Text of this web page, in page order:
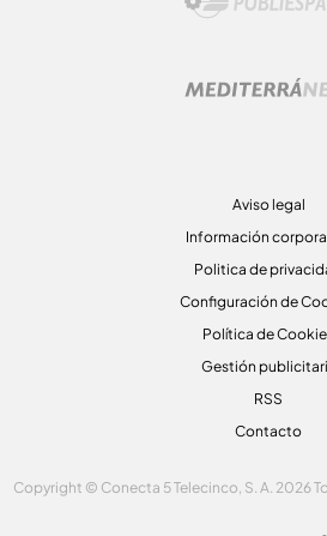
Aviso legal
Información
Politica de
Configuración de
Política de
Gestión
RSS
Contacto
Copyright © Conecta 5 Telecinco, S. A. 2026